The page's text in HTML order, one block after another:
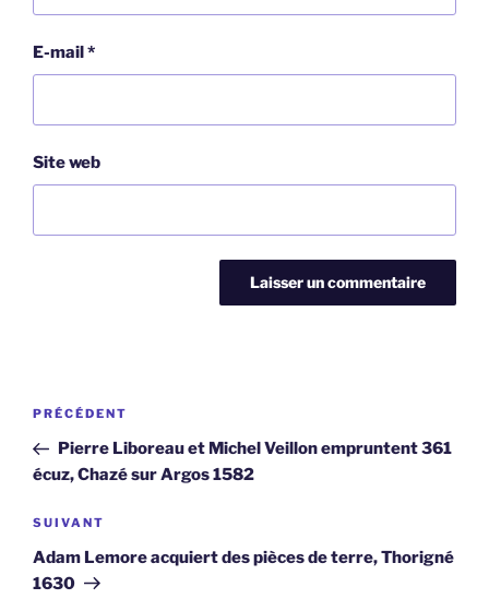
E-mail*
Site web
Navigation
l’article
Article
précédent
PRÉCÉDENT
Pierre Liboreau et Michel Veillon empruntent 361
écuz, Chazé sur Argos 1582
Article
suivant
SUIVANT
Adam Lemore acquiert des pièces de terre, Thorigné
1630